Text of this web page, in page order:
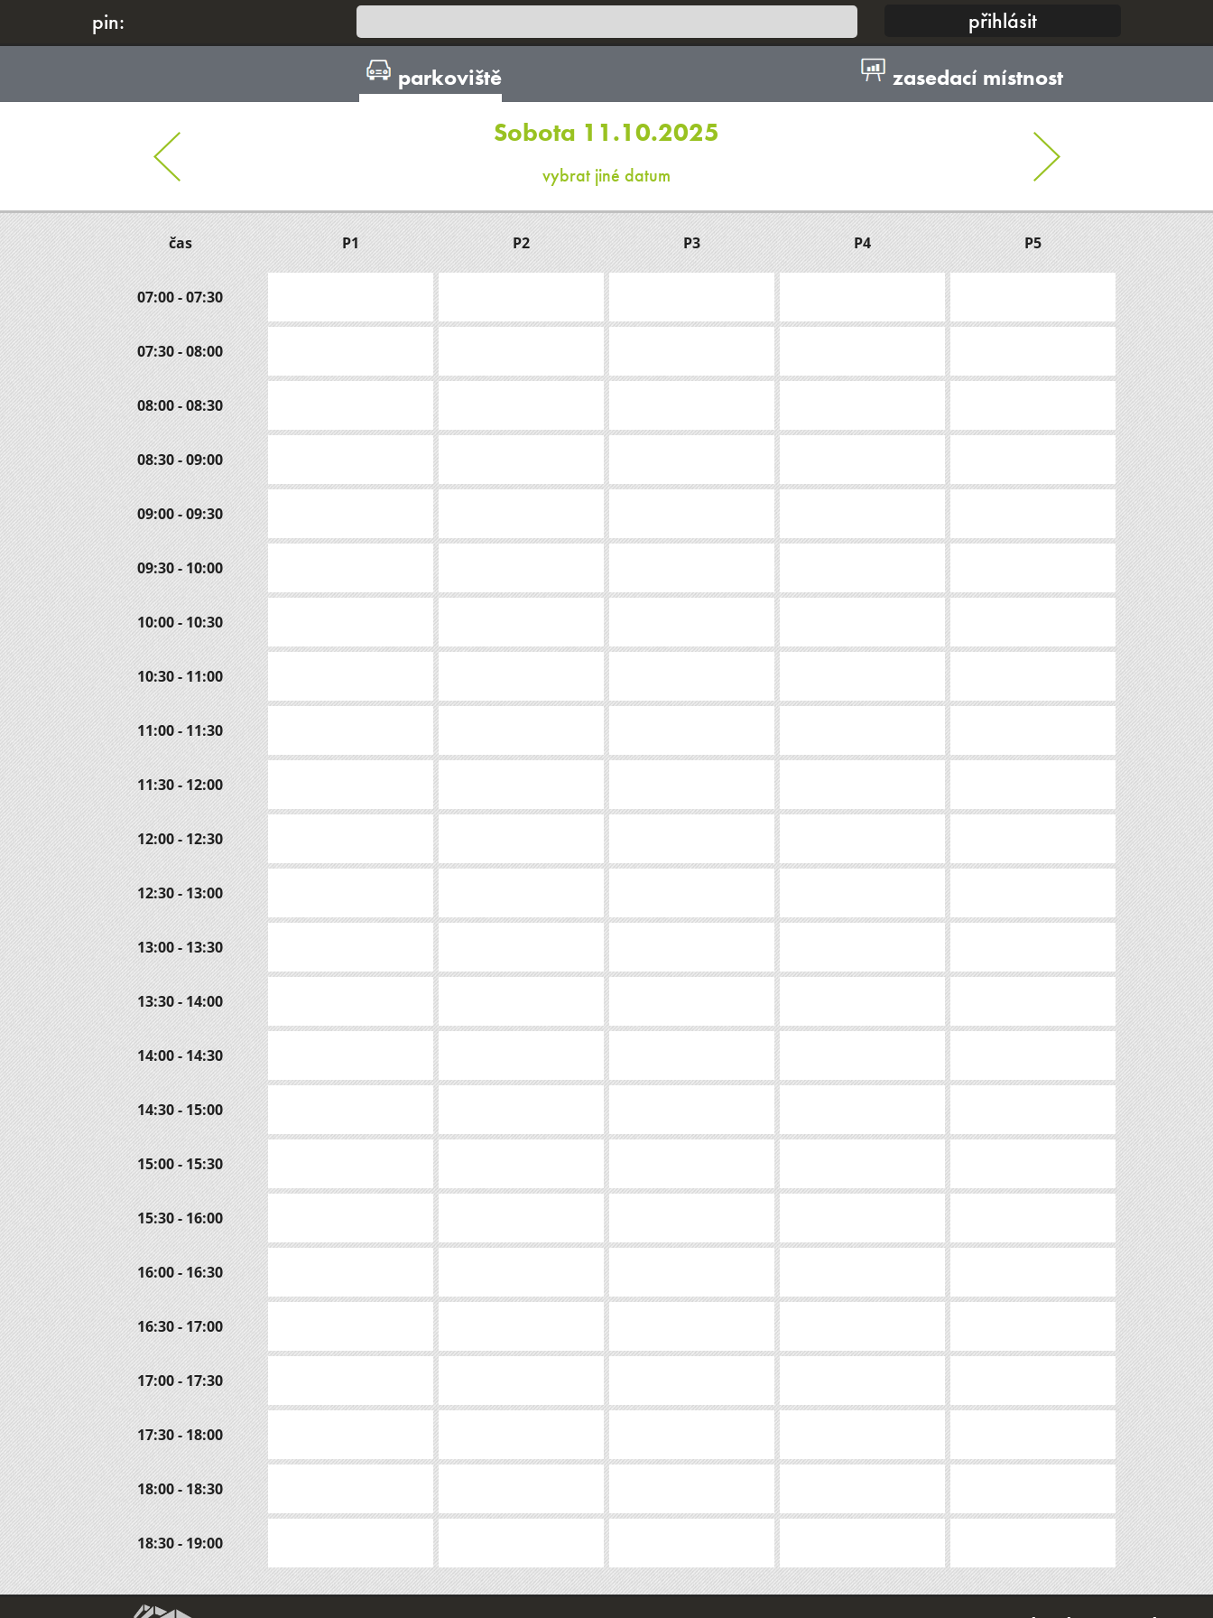
pin:
parkoviště
zasedací místnost
Sobota 11.10.2025
vybrat jiné datum
čas P1 P2 P3 P4 P5
07:00 - 07:30
07:30 - 08:00
08:00 - 08:30
08:30 - 09:00
09:00 - 09:30
09:30 - 10:00
10:00 - 10:30
10:30 - 11:00
11:00 - 11:30
11:30 - 12:00
12:00 - 12:30
12:30 - 13:00
13:00 - 13:30
13:30 - 14:00
14:00 - 14:30
14:30 - 15:00
15:00 - 15:30
15:30 - 16:00
16:00 - 16:30
16:30 - 17:00
17:00 - 17:30
17:30 - 18:00
18:00 - 18:30
18:30 - 19:00